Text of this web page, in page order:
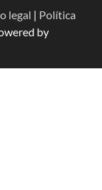
legal | Política
by